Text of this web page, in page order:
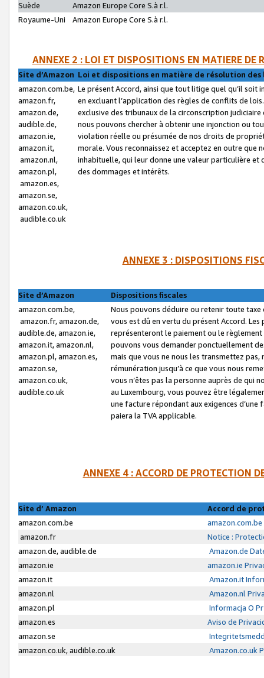
Suède
Amazon Europe Core S.à r.l.
Royaume-Uni
Amazon Europe Core S.à r.l.
ANNEXE 2 : LOI ET DISPOSITIONS EN MATIERE DE
Site d’Amazon Loi et dispositions en matière de résolution
amazon.com.be,
amazon.fr,
amazon.de,
audible.de,
amazon.ie,
amazon.it,
amazon.nl,
amazon.pl,
amazon.es,
amazon.se,
amazon.co.uk,
audible.co.uk
Le présent Accord, ainsi que tout litige quel qu’il soit
en excluant l’application des règles de conflits de
exclusive des tribunaux de la circonscription
nous pouvons chercher à obtenir une injonction ou
violation réelle ou présumée de nos droits de
morale. Vous reconnaissez et acceptez en outre que
inhabituelle, qui leur donne une valeur particulière
des dommages et intérêts.
ANNEXE 3 : DISPOSITIONS
Site d’Amazon
Dispositions fiscales
amazon.com.be,
amazon.fr, amazon.de,
audible.de, amazon.ie,
amazon.it, amazon.nl,
amazon.pl, amazon.es,
amazon.se,
amazon.co.uk,
audible.co.uk
Nous pouvons déduire ou retenir toute
vous est dû en vertu du présent Accord.
représenteront le paiement ou le
pouvons vous demander ponctuellement
mais que vous ne nous les transmettez
rémunération jusqu’à ce que vous nous
vous n’êtes pas la personne auprès de qui
au Luxembourg, vous pouvez être
une facture répondant aux exigences
paiera la TVA applicable.
ANNEXE 4 : ACCORD DE PROTECTION
Site d’ Amazon
Accord de
amazon.com.be
amazon.fr
Notice :
amazon.de, audible.de
Amazon.de
amazon.ie
amazon.ie
amazon.it
Amazon.it
amazon.nl
Amazon.nl
amazon.pl
Informacja O
amazon.es
Aviso de
amazon.se
amazon.co.uk, audible.co.uk
Amazon.co.uk